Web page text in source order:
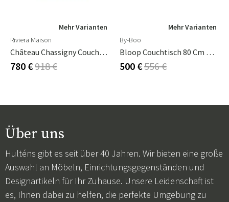
Mehr Varianten
Riviera Maison
Château Chassigny Couchtisch 70x70 Cm
780 €918 €
Mehr Varianten
By-Boo
Bloop Couchtisch 80 Cm Green
500 €556 €
Über uns
Hulténs gibt es seit über 40 Jahren. Wir bieten eine große
Auswahl an Möbeln, Einrichtungsgegenständen und
Designartikeln für Ihr Zuhause. Unsere Leidenschaft ist
es, Ihnen dabei zu helfen, die perfekte Umgebung zu